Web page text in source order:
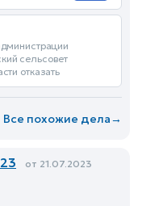
сельсовет
отказать
Все похожие дела→
от 21.07.2023